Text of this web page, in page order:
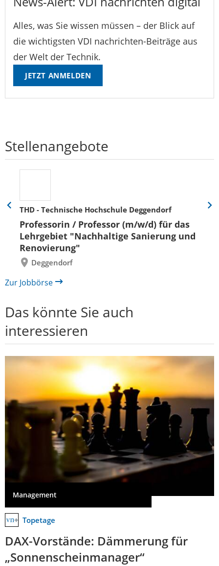
Alles, was Sie wissen müssen – der Blick auf
die wichtigsten VDI nachrichten-Beiträge aus
der Welt der Technik.
JETZT ANMELDEN
Stellenangebote
THD - Technische Hochschule Deggendorf
Professorin / Professor (m/w/d) für das
Lehrgebiet "Nachhaltige Sanierung und
Renovierung"
Deggendorf
Eine
zurück
Eine
Zur Jobbörse
Das könnte Sie auch
interessieren
Management
Topetage
DAX-Vorstände: Dämmerung für
„Sonnenscheinmanager“